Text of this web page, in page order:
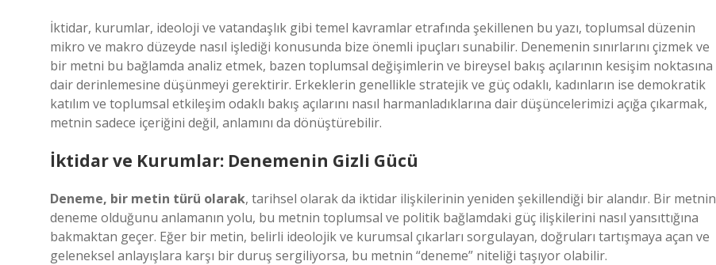
İktidar, kurumlar, ideoloji ve vatandaşlık gibi temel kavramlar etrafında şekillenen bu yazı, toplumsal düzenin
mikro ve makro düzeyde nasıl işlediği konusunda bize önemli ipuçları sunabilir. Denemenin sınırlarını çizmek ve
bir metni bu bağlamda analiz etmek, bazen toplumsal değişimlerin ve bireysel bakış açılarının kesişim noktasına
dair derinlemesine düşünmeyi gerektirir. Erkeklerin genellikle stratejik ve güç odaklı, kadınların ise demokratik
katılım ve toplumsal etkileşim odaklı bakış açılarını nasıl harmanladıklarına dair düşüncelerimizi açığa çıkarmak,
metnin sadece içeriğini değil, anlamını da dönüştürebilir.
İktidar ve Kurumlar: Denemenin Gizli Gücü
Deneme, bir metin türü olarak, tarihsel olarak da iktidar ilişkilerinin yeniden şekillendiği bir alandır. Bir metnin
deneme olduğunu anlamanın yolu, bu metnin toplumsal ve politik bağlamdaki güç ilişkilerini nasıl yansıttığına
bakmaktan geçer. Eğer bir metin, belirli ideolojik ve kurumsal çıkarları sorgulayan, doğruları tartışmaya açan ve
geleneksel anlayışlara karşı bir duruş sergiliyorsa, bu metnin “deneme” niteliği taşıyor olabilir.